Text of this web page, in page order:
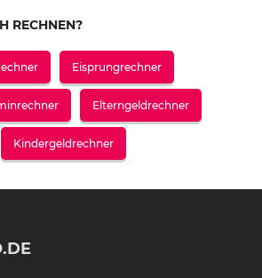
RECHNEN?
Eisprungrechner
Elterngeldrechner
Kindergeldrechner